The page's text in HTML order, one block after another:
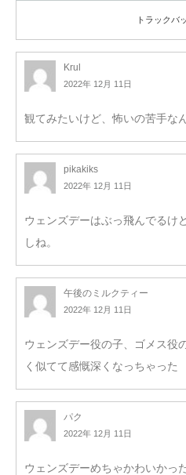
トラックバ
Krul
2022年 12月 11日
観てみたいけど、怖いの苦手な
pikakiks
2022年 12月 11日
ウェンズデーはぶっ飛んでるけ
しね。
午後のミルクティー
2022年 12月 11日
ウェンズデー役の子、ゴメス役
く似てて感慨深くなっちゃった
パク
2022年 12月 11日
ウェンズデーめちゃかわいかっ